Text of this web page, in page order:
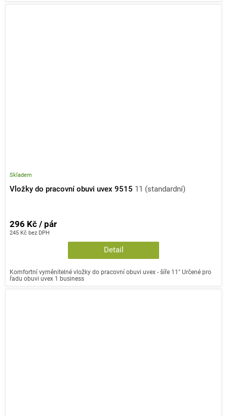
Vložky do pracovní obuvi uvex 9515 11 (standardní)
Skladem
245 Kč bez DPH
296 Kč / pár
Detail
Komfortní vyměnitelné vložky do pracovní obuvi uvex - šíře 11" Určené pro
řadu obuvi uvex 1 business